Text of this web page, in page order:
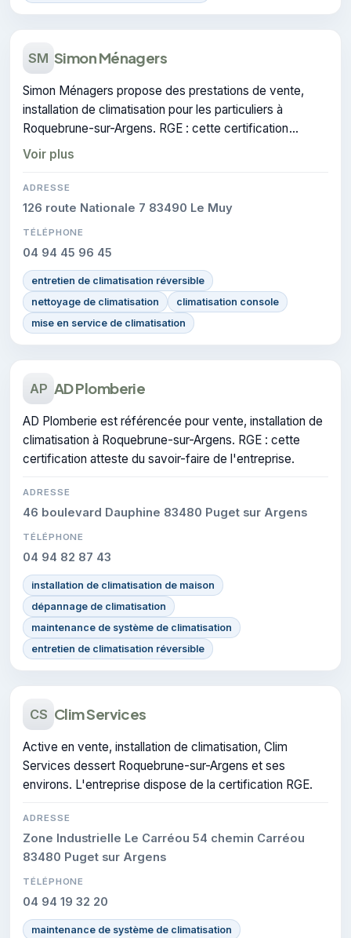
SM Simon Ménagers
Simon Ménagers propose des prestations de vente,
installation de climatisation pour les particuliers à
Roquebrune-sur-Argens. RGE : cette certification
atteste du savoir-faire de l'entreprise.
Voir plus
ADRESSE
126 route Nationale 7 83490 Le Muy
TÉLÉPHONE
04 94 45 96 45
entretien de climatisation réversible
nettoyage de climatisation
climatisation console
mise en service de climatisation
AP AD Plomberie
AD Plomberie est référencée pour vente, installation de
climatisation à Roquebrune-sur-Argens. RGE : cette
certification atteste du savoir-faire de l'entreprise.
ADRESSE
46 boulevard Dauphine 83480 Puget sur Argens
TÉLÉPHONE
04 94 82 87 43
installation de climatisation de maison
dépannage de climatisation
maintenance de système de climatisation
entretien de climatisation réversible
CS Clim Services
Active en vente, installation de climatisation, Clim
Services dessert Roquebrune-sur-Argens et ses
environs. L'entreprise dispose de la certification RGE.
ADRESSE
Zone Industrielle Le Carréou 54 chemin Carréou
83480 Puget sur Argens
TÉLÉPHONE
04 94 19 32 20
maintenance de système de climatisation